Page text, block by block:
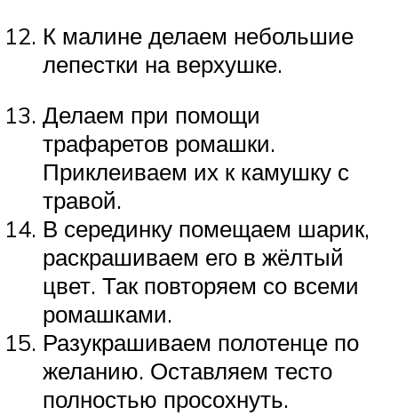
К малине делаем небольшие
лепестки на верхушке.
Делаем при помощи
трафаретов ромашки.
Приклеиваем их к камушку с
травой.
В серединку помещаем шарик,
раскрашиваем его в жёлтый
цвет. Так повторяем со всеми
ромашками.
Разукрашиваем полотенце по
желанию. Оставляем тесто
полностью просохнуть.